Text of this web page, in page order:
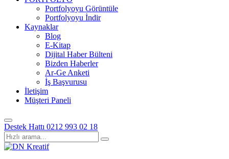
Portfolyoyu Görüntüle
Portfolyoyu İndir
Kaynaklar
Blog
E-Kitap
Dijital Haber Bülteni
Bizden Haberler
Ar-Ge Anketi
İş Başvurusu
İletişim
Müşteri Paneli
Destek Hattı 0212 993 02 18